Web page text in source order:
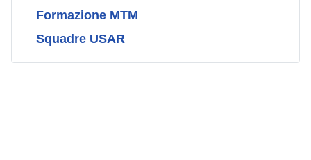
Formazione MTM
Squadre USAR